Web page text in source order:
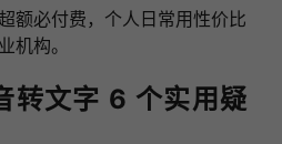
额必付费，个人日常用性价比
机构。
转文字 6 个实用疑